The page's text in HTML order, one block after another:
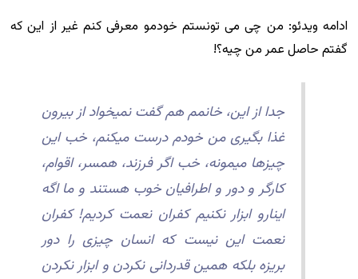
ادامه ویدئو: من چی می تونستم خودمو معرفی کنم غیر از این که
گفتم حاصل عمر من چیه؟!
جدا از این، خانمم هم گفت نمیخواد از بیرون
غذا بگیری من خودم درست میکنم، خب این
چیزها میمونه، خب اگر فرزند، همسر، اقوام،
کارگر و دور و اطرافیان خوب هستند و ما اگه
اینارو ابزار نکنیم کفران نعمت کردیم! کفران
نعمت این نیست که انسان چیزی را دور
بریزه بلکه همین قدردانی نکردن و ابزار نکردن